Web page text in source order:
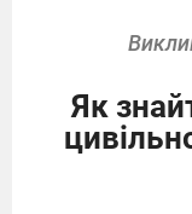
Як